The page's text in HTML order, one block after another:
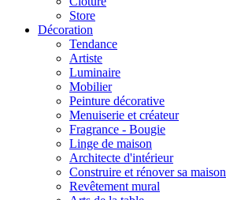
Store
Décoration
Tendance
Artiste
Luminaire
Mobilier
Peinture décorative
Menuiserie et créateur
Fragrance - Bougie
Linge de maison
Architecte d'intérieur
Construire et rénover sa maison
Revêtement mural